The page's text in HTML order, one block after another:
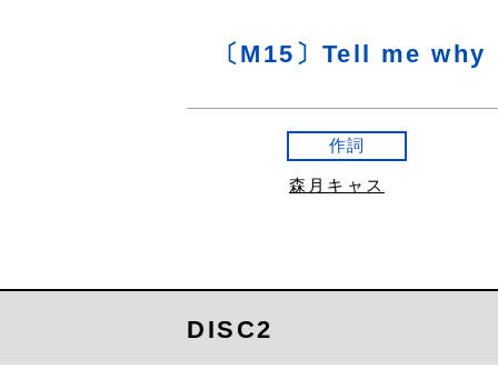
〔M15〕Tell me why
作詞
森月キャス
DISC2